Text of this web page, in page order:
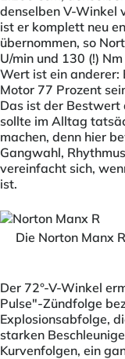
denselben V-Winkel
ist er komplett neu
übernommen, so
U/min und 130 (!)
Wert ist ein anderer:
Motor 77 Prozent
Das ist der Bestwert
sollte im Alltag
machen, denn hier
Gangwahl,
vereinfacht sich,
ist.
Die Norton Manx
Der 72°-V-Winkel
Pulse"-Zündfolge
Explosionsabfolge,
starken
Kurvenfolgen, ein